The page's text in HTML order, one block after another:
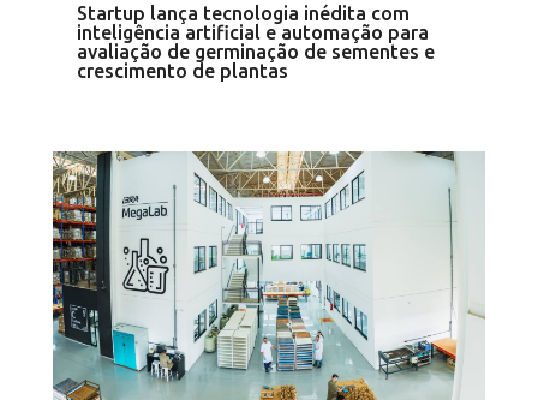
Startup lança tecnologia inédita com
inteligência artificial e automação para
avaliação de germinação de sementes e
crescimento de plantas